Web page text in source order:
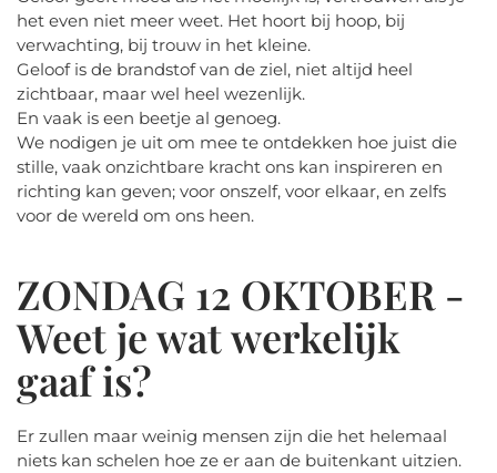
het even niet meer weet. Het hoort bij hoop, bij
verwachting, bij trouw in het kleine.
Geloof is de brandstof van de ziel, niet altijd heel
zichtbaar, maar wel heel wezenlijk.
En vaak is een beetje al genoeg.
We nodigen je uit om mee te ontdekken hoe juist die
stille, vaak onzichtbare kracht ons kan inspireren en
richting kan geven; voor onszelf, voor elkaar, en zelfs
voor de wereld om ons heen.
ZONDAG 12 OKTOBER -
Weet je wat werkelijk
gaaf is?
Er zullen maar weinig mensen zijn die het helemaal
niets kan schelen hoe ze er aan de buitenkant uitzien.